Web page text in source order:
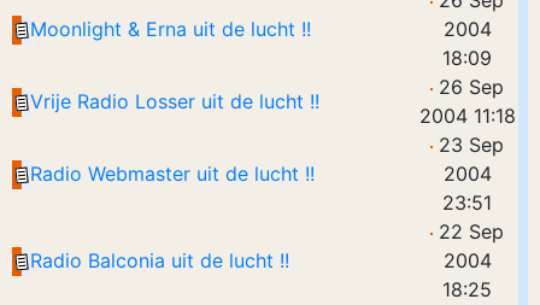
Moonlight & Erna uit de lucht !!
2004
18:09
Vrije Radio Losser uit de lucht !!
26 Sep
2004 11:18
Radio Webmaster uit de lucht !!
23 Sep
2004
23:51
Radio Balconia uit de lucht !!
22 Sep
2004
18:25